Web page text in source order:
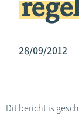
28/09/2012
Dit bericht is